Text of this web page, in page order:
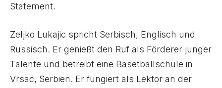
Statement.
Zeljko Lukajic spricht Serbisch, Englisch und
Russisch. Er genießt den Ruf als Förderer junger
Talente und betreibt eine Basetballschule in
Vrsac, Serbien. Er fungiert als Lektor an der